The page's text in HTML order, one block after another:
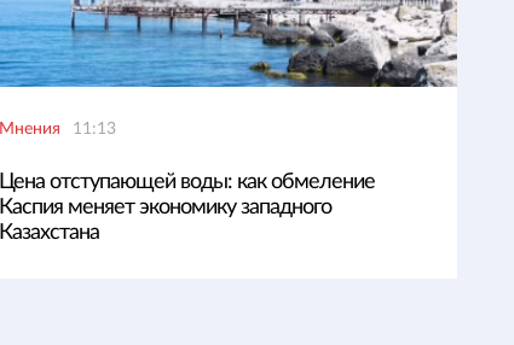
Мнения 11:13
Цена отступающей воды: как обмеление
Каспия меняет экономику западного
Казахстана